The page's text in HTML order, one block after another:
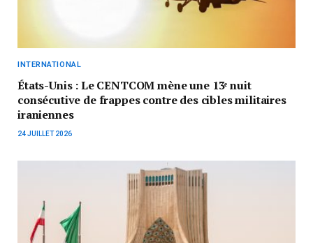
INTERNATIONAL
États-Unis : Le CENTCOM mène une 13ᵉ nuit
consécutive de frappes contre des cibles militaires
iraniennes
24 JUILLET 2026